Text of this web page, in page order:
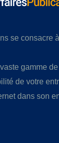
se consacre
gamme
de votre
dans son